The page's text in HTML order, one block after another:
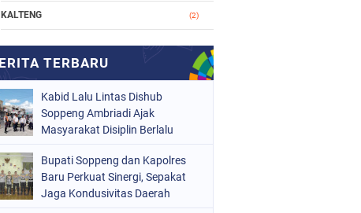
KALTENG (2)
MAKASSAR
(1021)
ORGANISASI
PERISTIWA
POLITIK (220)
POLRI
Kabid Lalu Lintas Dishub
Soppeng Ambriadi Ajak
Masyarakat Disiplin Berlalu
Bupati Soppeng dan Kapolres
Baru Perkuat Sinergi, Sepakat
Jaga Kondusivitas Daerah